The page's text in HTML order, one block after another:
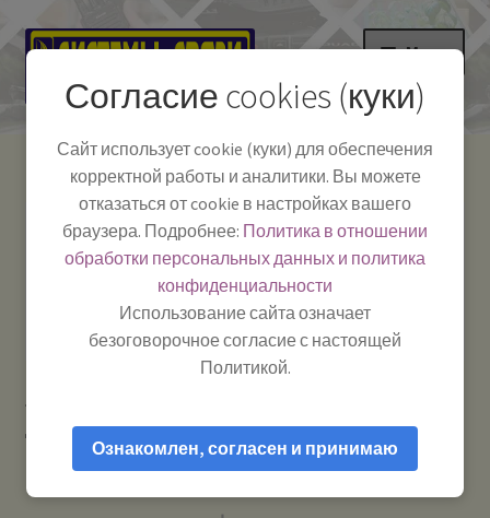
Перейти
навигации
Перейти
содержимому
Меню
Как пользоваться
Полезная информация
Мой аккаунт
Системы Связи:
г. Красноярск, ул.
Работаем:Пн-Пт:
10:00–18:00
-
Телефон:+7-
391-249-1040
Тел.|WA|Telegram:
+79029904090
дальнобойщиков
UNION CB ALTAIR — антенна автомобильная
27 МГц (CB)
Согласие cookies (куки)
Сайт использует cookie (куки) для обеспечения
корректной работы и аналитики. Вы можете
отказаться от cookie в настройках вашего
браузера. Подробнее: Политика в отношении
обработки персональных данных и политика
конфиденциальности
Использование сайта означает
безоговорочное согласие с настоящей
Политикой.
Ознакомлен, согласен и принимаю